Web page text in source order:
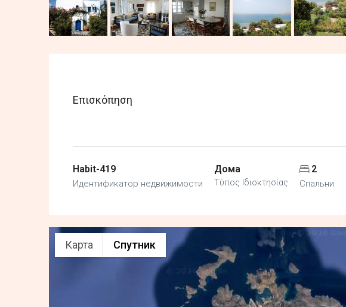
Επισκόπηση
Habit-419
Идентификатор недвижимости
Дома
Τύπος Ιδιοκτησίας
2
Спальни
Карта Спутник